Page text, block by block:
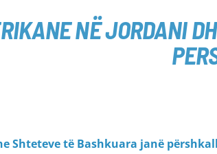
NË JORDANI
Shteteve të Bashkuara janë